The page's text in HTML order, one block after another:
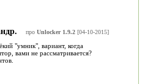
про Unlocker 1.9.2[04-10-2015]
"умник", вариант, когда
вами не рассматривается?